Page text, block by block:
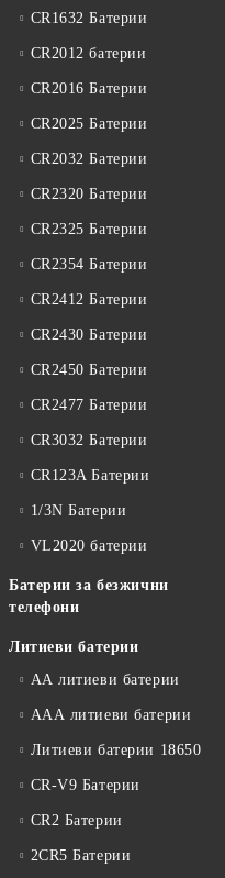
CR1632 Батерии
CR2012 батерии
CR2016 Батерии
CR2025 Батерии
CR2032 Батерии
CR2320 Батерии
CR2325 Батерии
CR2354 Батерии
CR2412 Батерии
CR2430 Батерии
CR2450 Батерии
CR2477 Батерии
CR3032 Батерии
CR123A Батерии
1/3N Батерии
VL2020 батерии
Батерии за безжични
телефони
Литиеви батерии
АА литиеви батерии
ААА литиеви батерии
Литиеви батерии 18650
CR-V9 Батерии
CR2 Батерии
2CR5 Батерии